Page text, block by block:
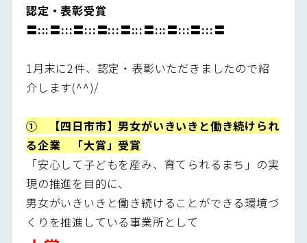
認定・表彰受賞
〓:::〓:::〓:::〓:::〓:::〓:::〓:::〓:::〓
1月末に2件、認定・表彰いただきましたので紹
介します(^^)/
① 【四日市市】男女がいきいきと働き続けられ
る企業 「大賞」受賞
「安心して子どもを産み、育てられるまち」の実
現の推進を目的に、
男女がいきいきと働き続けることができる環境づ
くりを推進している事業所として